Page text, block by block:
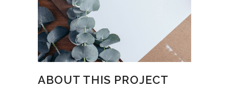
ABOUT THIS PROJECT